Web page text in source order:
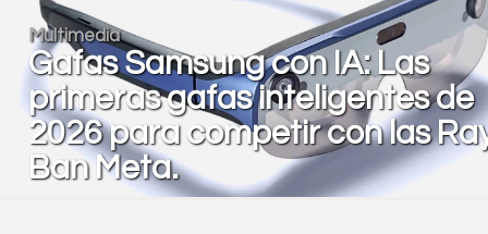
Multimedia
Gafas Samsung con IA: Las
primeras gafas inteligentes de
2026 para competir con las
Ban Meta.